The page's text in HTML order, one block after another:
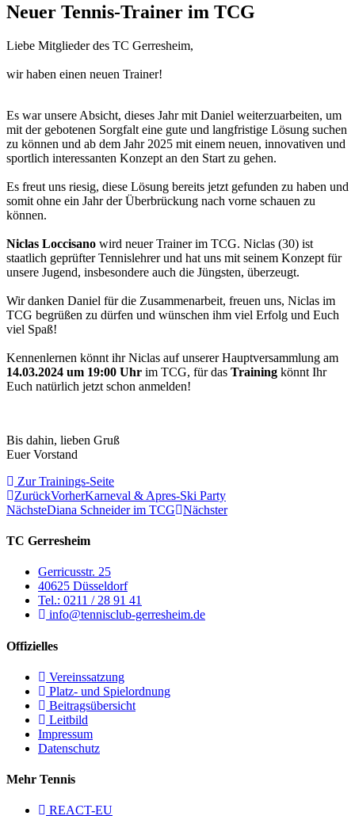
Neuer Tennis-Trainer im TCG
Liebe Mitglieder des TC Gerresheim,
wir haben einen neuen Trainer!
Es war unsere Absicht, dieses Jahr mit Daniel weiterzuarbeiten, um
mit der gebotenen Sorgfalt eine gute und langfristige Lösung suchen
zu können und ab dem Jahr 2025 mit einem neuen, innovativen und
sportlich interessanten Konzept an den Start zu gehen.
Es freut uns riesig, diese Lösung bereits jetzt gefunden zu haben und
somit ohne ein Jahr der Überbrückung nach vorne schauen zu
können.
Niclas Loccisano wird neuer Trainer im TCG. Niclas (30) ist
staatlich geprüfter Tennislehrer und hat uns mit seinem Konzept für
unsere Jugend, insbesondere auch die Jüngsten, überzeugt.
Wir danken Daniel für die Zusammenarbeit, freuen uns, Niclas im
TCG begrüßen zu dürfen und wünschen ihm viel Erfolg und Euch
viel Spaß!
Kennenlernen könnt ihr Niclas auf unserer Hauptversammlung am
14.03.2024 um 19:00 Uhr im TCG, für das Training könnt Ihr
Euch natürlich jetzt schon anmelden!
Bis dahin, lieben Gruß
Euer Vorstand
Zur Trainings-Seite
ZurückVorherKarneval & Apres-Ski Party
NächsteDiana Schneider im TCG Nächster
TC Gerresheim
Gerricusstr. 25
40625 Düsseldorf
Tel.: 0211 / 28 91 41
info@tennisclub-gerresheim.de
Offizielles
Vereinssatzung
Platz- und Spielordnung
Beitragsübersicht
Leitbild
Impressum
Datenschutz
Mehr Tennis
REACT-EU